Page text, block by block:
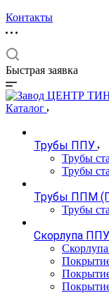
Контакты
Быстрая заявка
Каталог
Трубы ППУ
Трубы
Трубы
Трубы ППМ
Трубы
Скорлупа ППУ